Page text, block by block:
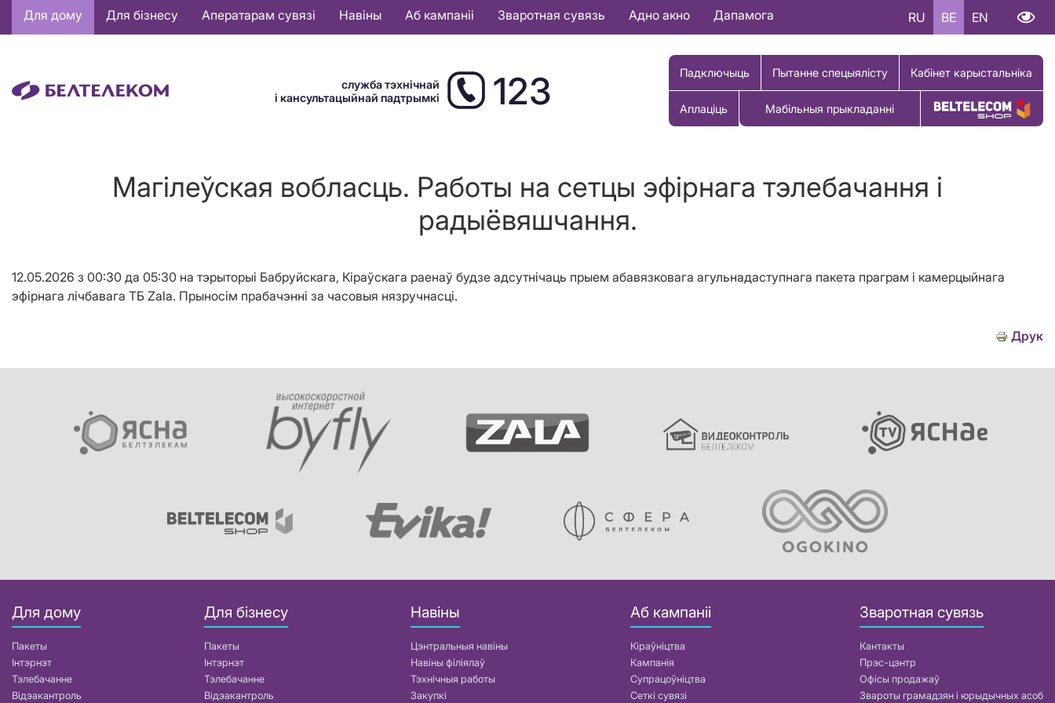
Основная
навигация
Для дому Для бізнесу Аператарам сувязі Навіны Аб кампаніі Зваротная сувязь Адно акно Дапамога RU BE EN
служба тэхнічнай
і кансультацыйнай падтрымкі
123 Падключыць Пытанне спецыялісту Кабінет карыстальніка
Аплаціць Мабільныя прыкладанні Купіць тавар
Магiлеўская вобласць. Работы на сетцы эфірнага тэлебачання і
радыёвяшчання.
12.05.2026 з 00:30 да 05:30 на тэрыторыі Бабруйскага, Кіраўскага раенаў будзе адсутнічаць прыем абавязковага агульнадаступнага пакета праграм і камерцыйнага
эфірнага лічбавага ТБ Zala. Прыносім прабачэнні за часовыя нязручнасці.
Друк
Для дому
Пакеты
Інтэрнэт
Тэлебачанне
Відэакантроль
Для бізнесу
Пакеты
Інтэрнэт
Тэлебачанне
Відэакантроль
Навіны
Цэнтральныя навіны
Навіны філіялаў
Тэхнічныя работы
Закупкі
Аб кампаніі
Кіраўніцтва
Кампанія
Супрацоўніцтва
Сеткі сувязі
Зваротная сувязь
Кантакты
Прэс-цэнтр
Офісы продажаў
Звароты грамадзян і юрыдычных асоб